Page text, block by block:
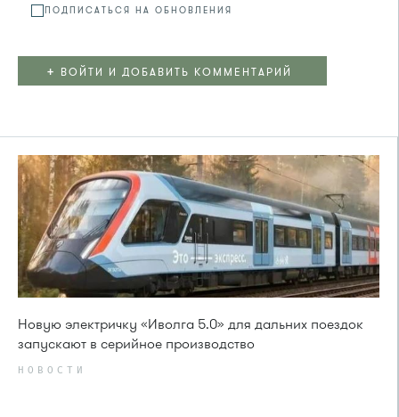
ПОДПИСАТЬСЯ НА ОБНОВЛЕНИЯ
+ ВОЙТИ И ДОБАВИТЬ КОММЕНТАРИЙ
Новую электричку «Иволга 5.0» для дальних поездок
запускают в серийное производство
НОВОСТИ